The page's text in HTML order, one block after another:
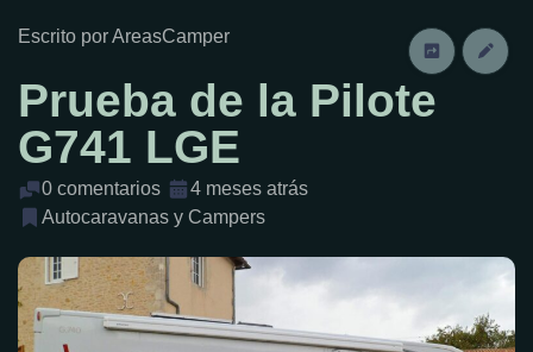
Escrito por AreasCamper
Prueba de la Pilote
G741 LGE
0 comentarios
4 meses atrás
Autocaravanas y Campers